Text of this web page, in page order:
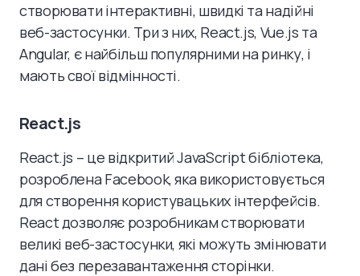
створювати інтерактивні, швидкі та надійні
веб-застосунки. Три з них, React.js, Vue.js та
Angular, є найбільш популярними на ринку, і
мають свої відмінності.
React.js
React.js – це відкритий JavaScript бібліотека,
розроблена Facebook, яка використовується
для створення користувацьких інтерфейсів.
React дозволяє розробникам створювати
великі веб-застосунки, які можуть змінювати
дані без перезавантаження сторінки.